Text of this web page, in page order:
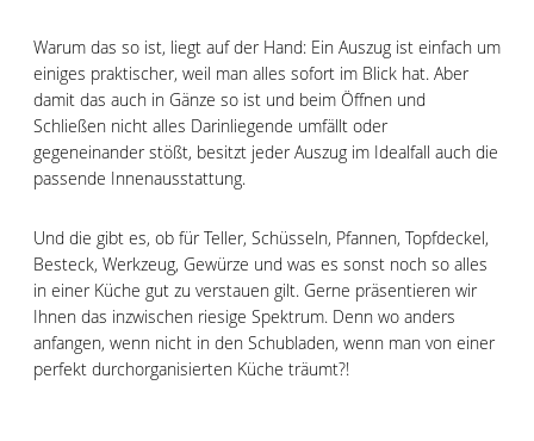
Warum das so ist, liegt auf der Hand: Ein Auszug ist einfach um
einiges praktischer, weil man alles sofort im Blick hat. Aber
damit das auch in Gänze so ist und beim Öffnen und
Schließen nicht alles Darinliegende umfällt oder
gegeneinander stößt, besitzt jeder Auszug im Idealfall auch die
passende Innenausstattung.
Und die gibt es, ob für Teller, Schüsseln, Pfannen, Topfdeckel,
Besteck, Werkzeug, Gewürze und was es sonst noch so alles
in einer Küche gut zu verstauen gilt. Gerne präsentieren wir
Ihnen das inzwischen riesige Spektrum. Denn wo anders
anfangen, wenn nicht in den Schubladen, wenn man von einer
perfekt durchorganisierten Küche träumt?!